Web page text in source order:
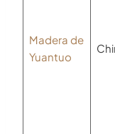
Madera de
Yuantuo